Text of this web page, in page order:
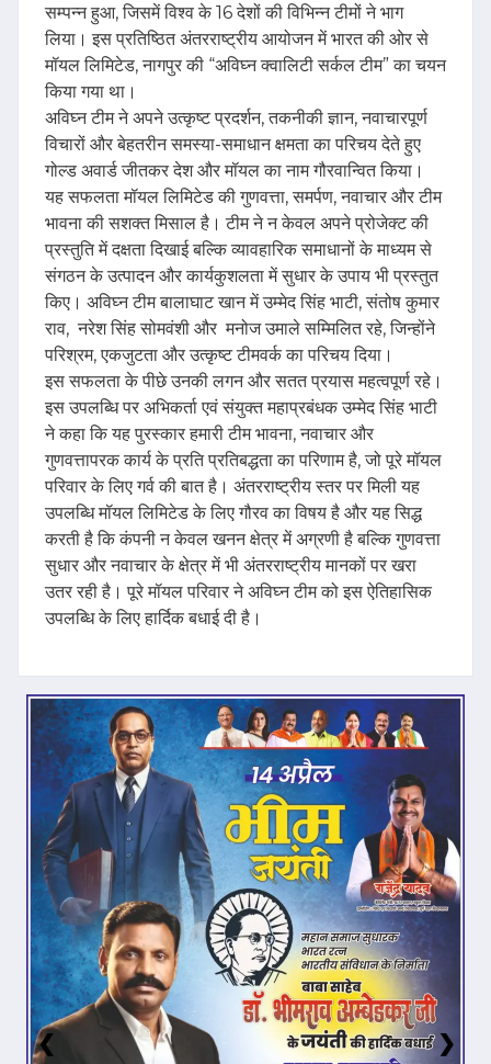
सम्पन्न हुआ, जिसमें विश्व के 16 देशों की विभिन्न टीमों ने भाग
लिया। इस प्रतिष्ठित अंतरराष्ट्रीय आयोजन में भारत की ओर से
मॉयल लिमिटेड, नागपुर की “अविघ्न क्वालिटी सर्कल टीम” का चयन
किया गया था।
अविघ्न टीम ने अपने उत्कृष्ट प्रदर्शन, तकनीकी ज्ञान, नवाचारपूर्ण
विचारों और बेहतरीन समस्या-समाधान क्षमता का परिचय देते हुए
गोल्ड अवार्ड जीतकर देश और मॉयल का नाम गौरवान्वित किया।
यह सफलता मॉयल लिमिटेड की गुणवत्ता, समर्पण, नवाचार और टीम
भावना की सशक्त मिसाल है। टीम ने न केवल अपने प्रोजेक्ट की
प्रस्तुति में दक्षता दिखाई बल्कि व्यावहारिक समाधानों के माध्यम से
संगठन के उत्पादन और कार्यकुशलता में सुधार के उपाय भी प्रस्तुत
किए। अविघ्न टीम बालाघाट खान में उम्मेद सिंह भाटी, संतोष कुमार
राव, नरेश सिंह सोमवंशी और मनोज उमाले सम्मिलित रहे, जिन्होंने
परिश्रम, एकजुटता और उत्कृष्ट टीमवर्क का परिचय दिया।
इस सफलता के पीछे उनकी लगन और सतत प्रयास महत्वपूर्ण रहे।
इस उपलब्धि पर अभिकर्ता एवं संयुक्त महाप्रबंधक उम्मेद सिंह भाटी
ने कहा कि यह पुरस्कार हमारी टीम भावना, नवाचार और
गुणवत्तापरक कार्य के प्रति प्रतिबद्धता का परिणाम है, जो पूरे मॉयल
परिवार के लिए गर्व की बात है। अंतरराष्ट्रीय स्तर पर मिली यह
उपलब्धि मॉयल लिमिटेड के लिए गौरव का विषय है और यह सिद्ध
करती है कि कंपनी न केवल खनन क्षेत्र में अग्रणी है बल्कि गुणवत्ता
सुधार और नवाचार के क्षेत्र में भी अंतरराष्ट्रीय मानकों पर खरा
उतर रही है। पूरे मॉयल परिवार ने अविघ्न टीम को इस ऐतिहासिक
उपलब्धि के लिए हार्दिक बधाई दी है।
❮ ❯